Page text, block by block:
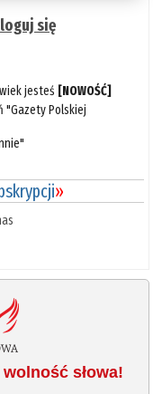
się
jesteś [NOWOŚĆ]
"Gazety Polskiej
»
słowa!